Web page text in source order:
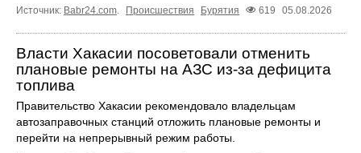
Источник: Babr24.com Происшествия Бурятия 619 05.08.2026
Власти Хакасии посоветовали отменить
плановые ремонты на АЗС из-за дефицита
топлива
Правительство Хакасии рекомендовало владельцам
автозаправочных станций отложить плановые ремонты и
перейти на непрерывный режим работы.